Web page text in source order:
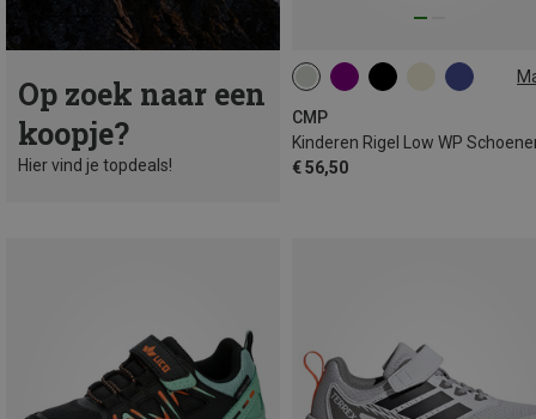
Op zoek naar een
koopje?
Hier vind je topdeals!
CMP
Kinderen Rigel Low WP
€ 56,50
38 39 41